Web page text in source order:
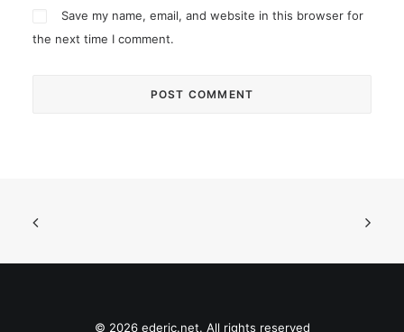
Save my name, email, and website in this browser for
the next time I comment.
© 2026 ederic.net. All rights reserved